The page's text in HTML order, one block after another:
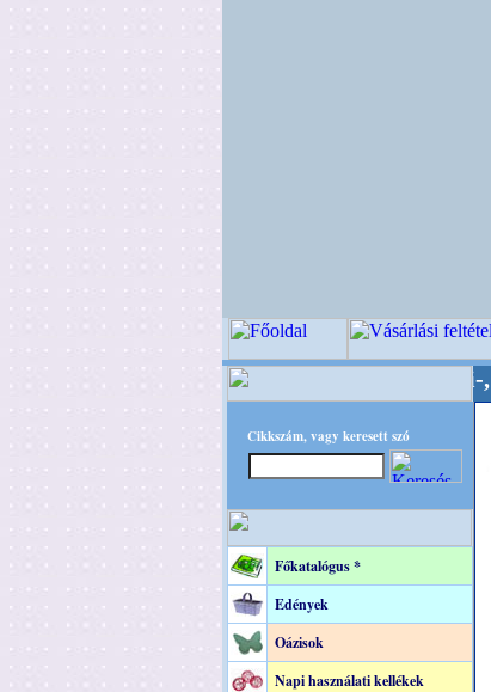
Cikkszám, vagy keresett szó
Főkatalógus *
Edények
Oázisok
Napi használati kellékek
Virágkötészeti-, Esküvői-,